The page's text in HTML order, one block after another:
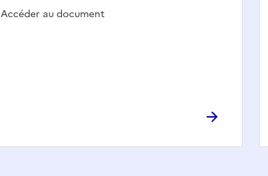
Accéder au document